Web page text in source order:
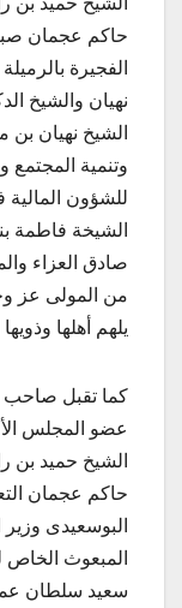
حاكم عجمان
الفجيرة
نهيان والشيخ
الشيخ نهيان بن
وتنمية المجتمع
للشؤون المالية
الشيخة فاطمة
صادق العزاء
من المولى عز
يلهم أهلها
كما تقبل صاحب
عضو المجلس
الشيخ حميد بن
حاكم عجمان
البوسعيدى
المبعوث
سعيد سلطان